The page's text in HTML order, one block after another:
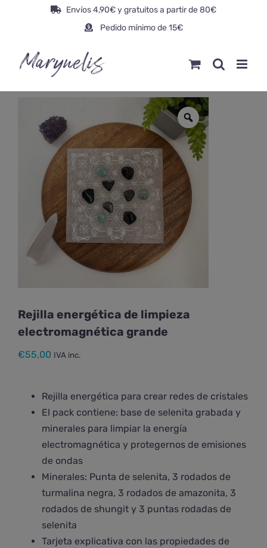
Envíos 4,90€ y gratuitos a partir de 80€
Pedido mínimo de 15€
Rejilla energética de limpieza
electromagnética grande
€55,00 IVA inc.
Rejilla energética para crear redes de cristales
El pack contiene: base de selenita grabada y
minerales para limpiar la energía
electromagnética y protegernos de emisiones
de ondas
Minerales: Punta de selenita, 3 rodados de
turmalina negra, 3 rodados de amazonita, 3
rodados de shungit y 3 puntas rodadas de
selenita
Tarjeta explicativa con las propiedades de